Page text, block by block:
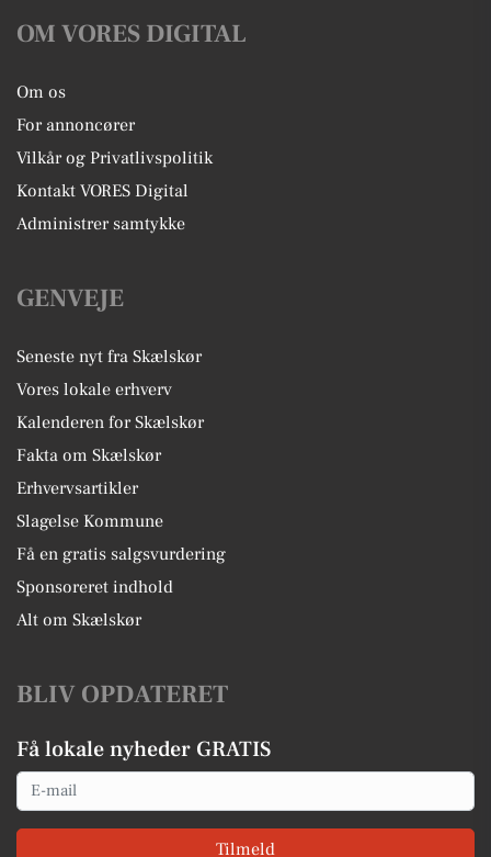
OM VORES DIGITAL
Om os
For annoncører
Vilkår og Privatlivspolitik
Kontakt VORES Digital
Administrer samtykke
GENVEJE
Seneste nyt fra Skælskør
Vores lokale erhverv
Kalenderen for Skælskør
Fakta om Skælskør
Erhvervsartikler
Slagelse Kommune
Få en gratis salgsvurdering
Sponsoreret indhold
Alt om Skælskør
BLIV OPDATERET
Få lokale nyheder GRATIS
Email
Tilmeld